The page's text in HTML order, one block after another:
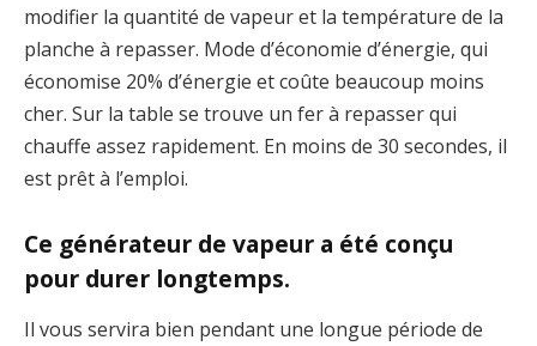
modifier la quantité de vapeur et la température de la
planche à repasser. Mode d’économie d’énergie, qui
économise 20% d’énergie et coûte beaucoup moins
cher. Sur la table se trouve un fer à repasser qui
chauffe assez rapidement. En moins de 30 secondes, il
est prêt à l’emploi.
Ce générateur de vapeur a été conçu
pour durer longtemps.
Il vous servira bien pendant une longue période de